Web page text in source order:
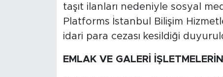
taşıt ilanları nedeniyle sosyal
Platforms İstanbul Bilişim
idari para cezası kesildiği
EMLAK VE GALERİ